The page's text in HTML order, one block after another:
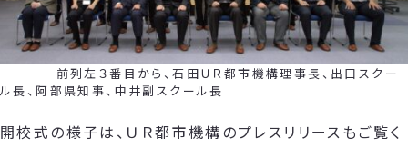
前列左３番目から、石田ＵＲ都市機構理事長、出口スクー
ル長、阿部県知事、中井副スクール長
開校式の様子は、ＵＲ都市機構のプレスリリースもご覧く